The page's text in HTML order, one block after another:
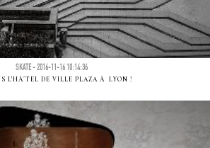
SKATE - 2016-11-16 10:14:36
L'HÃ´TEL DE VILLE PLAZA Ã LYON !